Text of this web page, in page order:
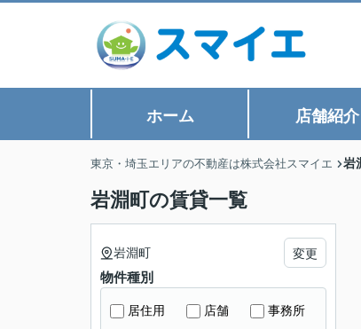
ホーム 店舗紹介
東京・埼玉エリアの不動産は株式会社スマイエ 岩
岩淵町の賃貸一覧
岩淵町 変更
物件種別
居住用 店舗 事務所